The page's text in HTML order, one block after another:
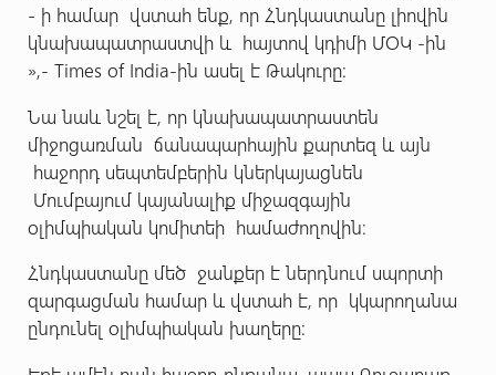
- ի համար վստահ ենք, որ Հնդկաստանը լիովին
կնախապատրաստվի և հայտով կդիմի ՄՕԿ -ին
»,- Times of India-ին ասել է Թակուրը:
Նա նաև նշել է, որ կնախապատրաստեն
միջոցառման ճանապարհային քարտեզ և այն
հաջորդ սեպտեմբերին կներկայացնեն
Մումբայում կայանալիք միջազգային
օլիմպիական կոմիտեի համաժողովին։
Հնդկաստանը մեծ ջանքեր է ներդնում սպորտի
զարգացման համար և վստահ է, որ կկարողանա
ընդունել օլիմպիական խաղերը: